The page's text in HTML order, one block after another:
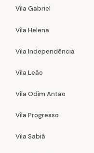
Vila Gabriel
Vila Helena
Vila Independência
Vila Leão
Vila Odim Antão
Vila Progresso
Vila Sabiá